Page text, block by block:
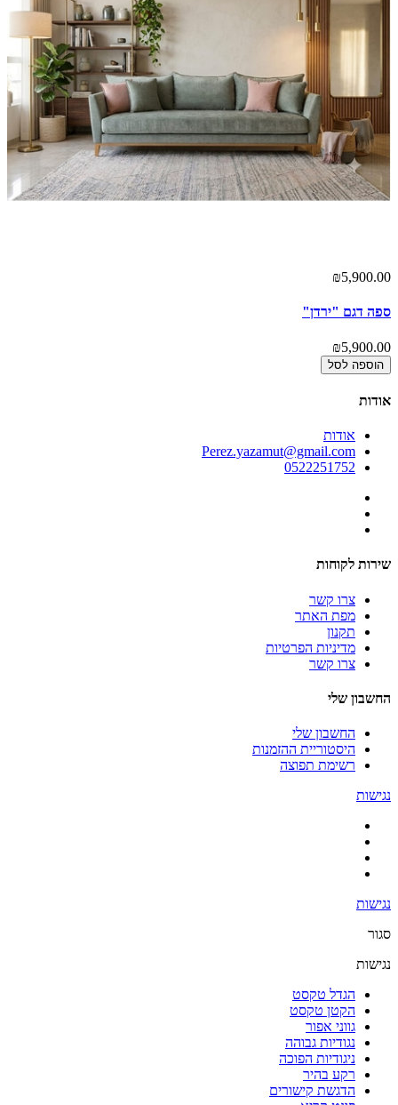
₪5,900.00
ספה דגם "ירדן"
₪5,900.00
הוספה לסל
אודות
אודות
Perez.yazamut@gmail.com
0522251752
שירות לקוחות
צרו קשר
מפת האתר
תקנון
מדיניות הפרטיות
צרו קשר
החשבון שלי
החשבון שלי
היסטוריית ההזמנות
רשימת תפוצה
נגישות
נגישות
סגור
נגישות
הגדל טקסט
הקטן טקסט
גווני אפור
נגודיות גבוהה
ניגודיות הפוכה
רקע בהיר
הדגשת קישורים